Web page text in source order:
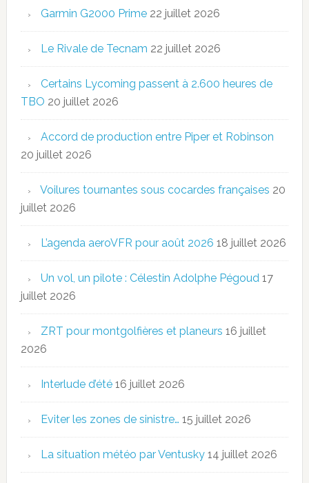
Garmin G2000 Prime 22 juillet 2026
Le Rivale de Tecnam 22 juillet 2026
Certains Lycoming passent à 2.600 heures de
TBO 20 juillet 2026
Accord de production entre Piper et Robinson
20 juillet 2026
Voilures tournantes sous cocardes françaises 20
juillet 2026
L’agenda aeroVFR pour août 2026 18 juillet 2026
Un vol, un pilote : Célestin Adolphe Pégoud 17
juillet 2026
ZRT pour montgolfières et planeurs 16 juillet
2026
Interlude d’été 16 juillet 2026
Eviter les zones de sinistre… 15 juillet 2026
La situation météo par Ventusky 14 juillet 2026